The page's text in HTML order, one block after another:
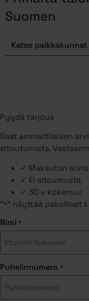
Suomen
Katso
Pyydä tarjous
Saat ammattilaisen
sitoutumista.
✓ Maksuton arvio
✓ Ei sitoumusta
✓ 30 v kokemus
"*" näyttää pakolliset
Nimi *
Puhelinnumero *